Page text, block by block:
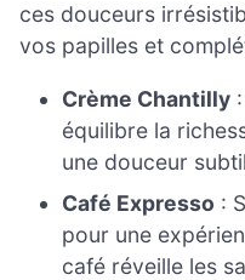
ces douceurs
vos papilles et
Crème Chantilly
équilibre la
une douceur
Café Expresso :
pour une
café réveille les